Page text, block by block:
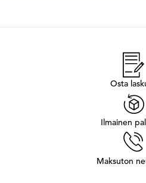
Osta
Ilmainen
Maksuton